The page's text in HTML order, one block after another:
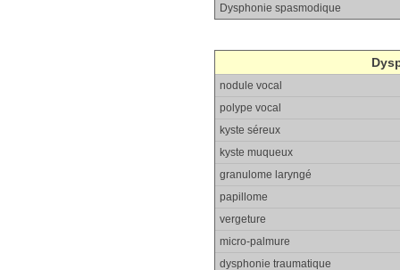
Dysphonie spasmodique
nodule vocal
polype vocal
kyste séreux
kyste muqueux
granulome laryngé
papillome
vergeture
micro-palmure
dysphonie traumatique